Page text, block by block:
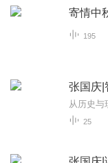
寄情中
195
张国庆|
从历史与
25